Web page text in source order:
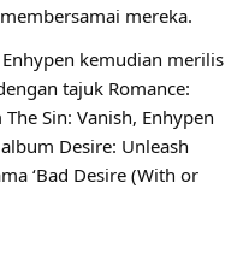
mereka.
kemudian merilis
tajuk Romance:
Sin: Vanish, Enhypen
Desire: Unleash
‘Bad Desire (With or